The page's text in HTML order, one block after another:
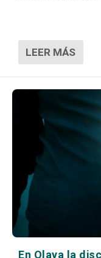
LEER MÁS
En Olaya la